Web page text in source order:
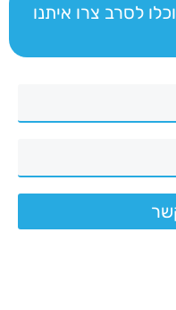
לסרב צרו איתנו